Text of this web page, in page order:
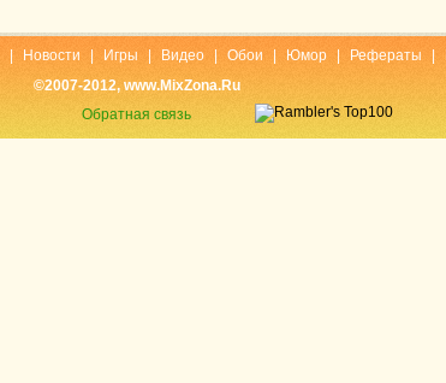
Новости Игры Видео Обои Юмор Рефераты
©2007-2012, www.MixZona.Ru
Обратная связь